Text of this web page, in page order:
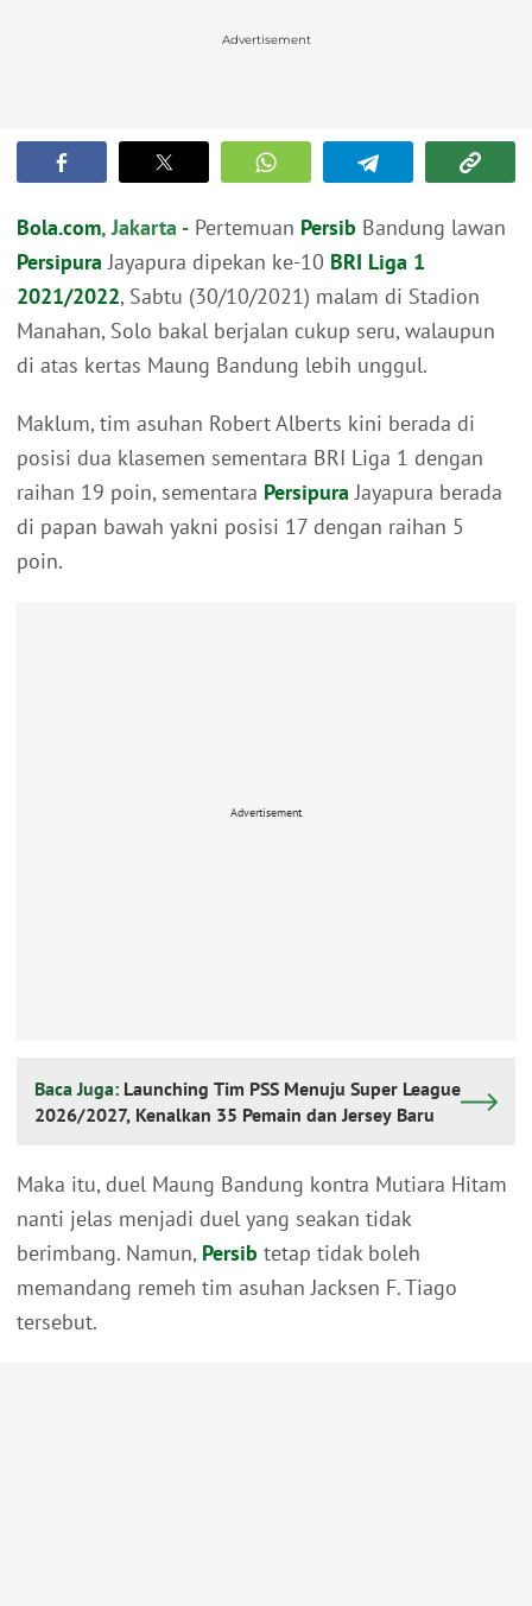
Advertisement
Bola.com, Jakarta - Pertemuan Persib Bandung lawan
Persipura Jayapura dipekan ke-10 BRI Liga 1
2021/2022, Sabtu (30/10/2021) malam di Stadion
Manahan, Solo bakal berjalan cukup seru, walaupun
di atas kertas Maung Bandung lebih unggul.
Maklum, tim asuhan Robert Alberts kini berada di
posisi dua klasemen sementara BRI Liga 1 dengan
raihan 19 poin, sementara Persipura Jayapura berada
di papan bawah yakni posisi 17 dengan raihan 5
poin.
Advertisement
Baca Juga: Launching Tim PSS Menuju Super League
2026/2027, Kenalkan 35 Pemain dan Jersey Baru
Maka itu, duel Maung Bandung kontra Mutiara Hitam
nanti jelas menjadi duel yang seakan tidak
berimbang. Namun, Persib tetap tidak boleh
memandang remeh tim asuhan Jacksen F. Tiago
tersebut.